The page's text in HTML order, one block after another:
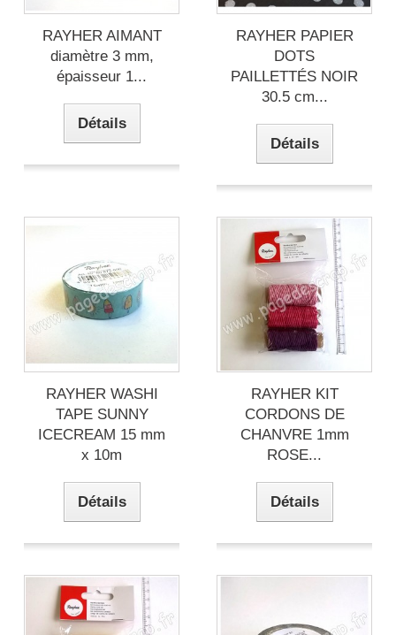
RAYHER AIMANT
diamètre 3 mm,
épaisseur 1...
Détails
RAYHER PAPIER
DOTS
PAILLETTÉS NOIR
30.5 cm...
Détails
RAYHER WASHI
TAPE SUNNY
ICECREAM 15 mm
x 10m
Détails
RAYHER KIT
CORDONS DE
CHANVRE 1mm
ROSE...
Détails